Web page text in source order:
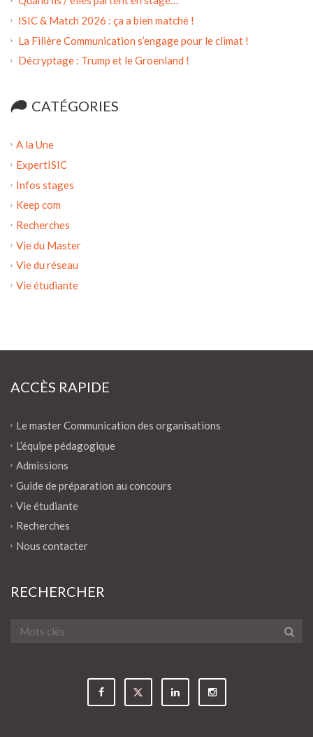
ISIC & Match 2026 : ça a bien matché !
La Filière Communication s’engage pour le climat !
Décryptage : Trump et le Groenland !
CATÉGORIES
A la Une
ExpertISIC
Infos stages
Keep com
Recherches
Vie du Master
Vie du réseau
Vie étudiante
ACCÈS RAPIDE
Le master Communication des organisations
L’équipe pédagogique
Admissions
Guide de préparation au concours
Vie étudiante
Recherches
Nous contacter
RECHERCHER